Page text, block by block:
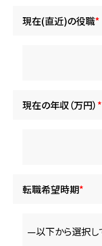
現在(直近)の役職*
現在の年収（万円） *
転職希望時期*